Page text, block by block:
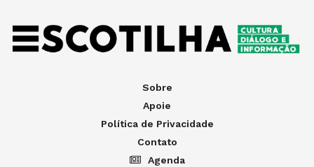
Sobre
Apoie
Política de Privacidade
Contato
Agenda